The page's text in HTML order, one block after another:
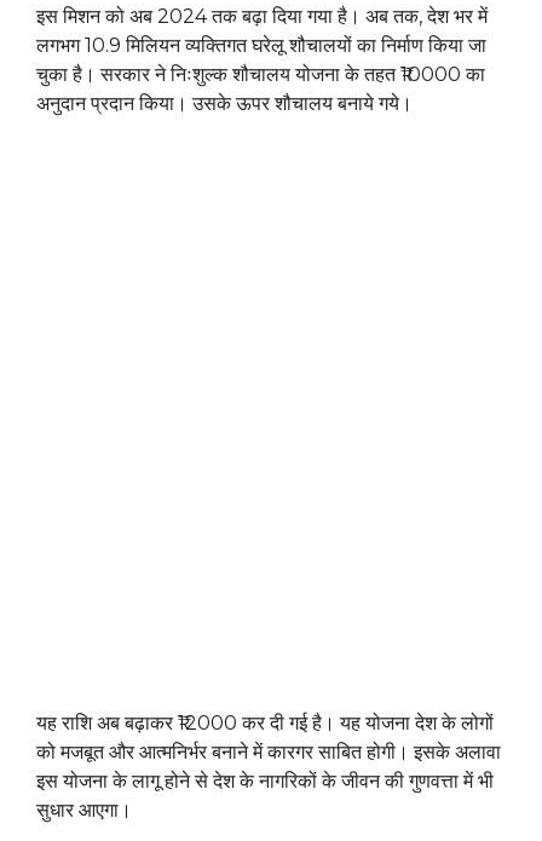
इस मिशन को अब 2024 तक बढ़ा दिया गया है। अब तक, देश भर में
लगभग 10.9 मिलियन व्यक्तिगत घरेलू शौचालयों का निर्माण किया जा
चुका है। सरकार ने निःशुल्क शौचालय योजना के तहत ₹10000 का
अनुदान प्रदान किया। उसके ऊपर शौचालय बनाये गये।
यह राशि अब बढ़ाकर ₹12000 कर दी गई है। यह योजना देश के लोगों
को मजबूत और आत्मनिर्भर बनाने में कारगर साबित होगी। इसके अलावा
इस योजना के लागू होने से देश के नागरिकों के जीवन की गुणवत्ता में भी
सुधार आएगा।